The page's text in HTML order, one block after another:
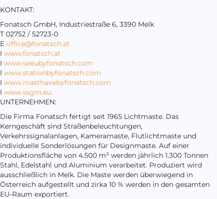
KONTAKT:
Fonatsch GmbH, Industriestraße 6, 3390 Melk
T 02752 / 52723-0
E office@fonatsch.at
I www.fonatsch.at
I www.seeubyfonatsch.com
I www.stationbyfonatsch.com
I www.masthavebyfonatsch.com
I www.ssgm.eu
UNTERNEHMEN:
Die Firma Fonatsch fertigt seit 1965 Lichtmaste. Das
Kerngeschäft sind Straßenbeleuchtungen,
Verkehrssignalanlagen, Kameramaste, Flutlichtmaste und
individuelle Sonderlösungen für Designmaste. Auf einer
Produktionsfläche von 4.500 m² werden jährlich 1.300 Tonnen
Stahl, Edelstahl und Aluminium verarbeitet. Produziert wird
ausschließlich in Melk. Die Maste werden überwiegend in
Österreich aufgestellt und zirka 10 % werden in den gesamten
EU-Raum exportiert.